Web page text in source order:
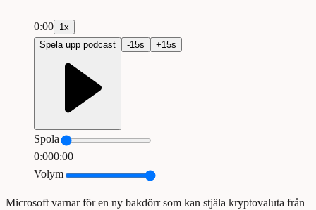
0:00 1x
Spela upp podcast
-15s +15s
Spola
0:000:00
Volym
Microsoft varnar för en ny bakdörr som kan stjäla kryptovaluta från